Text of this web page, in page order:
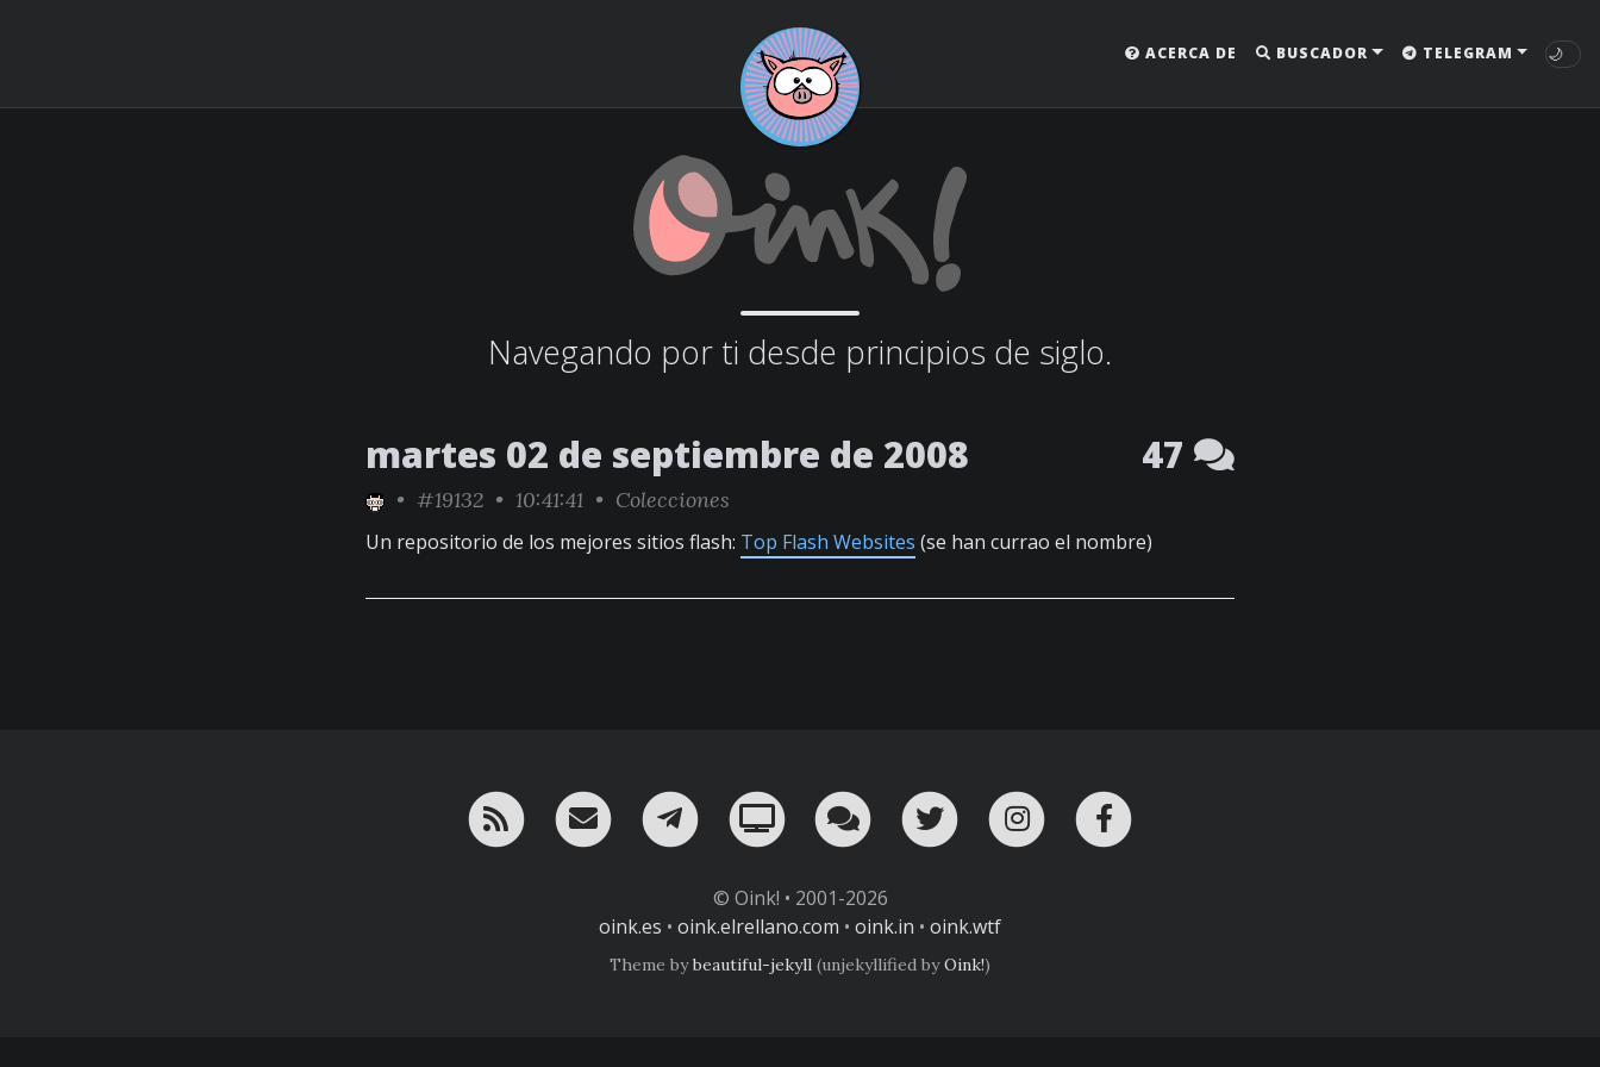
ACERCA DE BUSCADOR TELEGRAM 🌙
Navegando por ti desde principios de siglo.
martes 02 de septiembre de 2008 47
• #19132 • 10:41:41 • Colecciones
Un repositorio de los mejores sitios flash: Top Flash Websites (se han currao el nombre)
RSS ¡Mándame un email!
¡Nuestro canal en Telegram!
Oink! TV Charla con nosotros en Telegram
Twitter Instagram
© Oink! • 2001-2026
oink.es • oink.elrellano.com • oink.in • oink.wtf
Theme bybeautiful-jekyll (unjekyllified byOink!)